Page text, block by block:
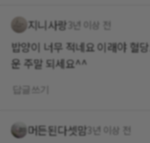
지니사랑 3년 이상 전
밥양이 너무 적네요 이래야 혈
운 주말 되세요^^
머든된다셋맘 3년 이상 전